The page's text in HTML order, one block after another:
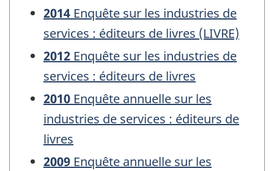
2014 Enquête sur les industries de
services : éditeurs de livres (LIVRE)
2012 Enquête sur les industries de
services : éditeurs de livres
2010 Enquête annuelle sur les
industries de services : éditeurs de
livres
2009 Enquête annuelle sur les